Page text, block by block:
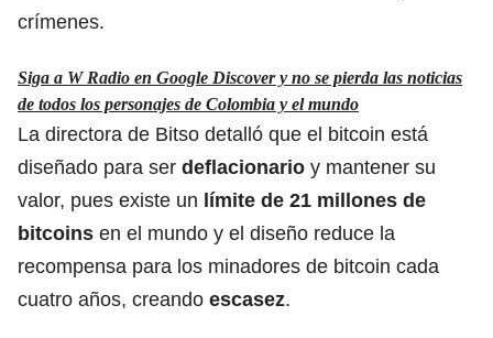
crímenes.
Siga a W Radio en Google Discover y no se pierda las noticias
de todos los personajes de Colombia y el mundo
La directora de Bitso detalló que el bitcoin está
diseñado para ser deflacionario y mantener su
valor, pues existe un límite de 21 millones de
bitcoins en el mundo y el diseño reduce la
recompensa para los minadores de bitcoin cada
cuatro años, creando escasez.